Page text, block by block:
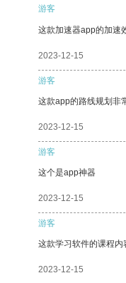
游客
这款加速器app的加速
2023-12-15
游客
这款app的路线规划非
2023-12-15
游客
这个是app神器
2023-12-15
游客
这款学习软件的课程内
2023-12-15